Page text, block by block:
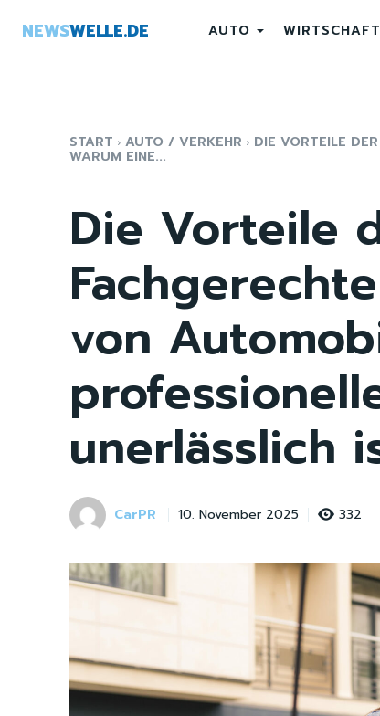
NEWSWELLE.DE AUTO WIRTSCHAFT
START AUTO / VERKEHR DIE VORTEILE
WARUM EINE...
Die Vorteile
von
unerlässlich
CarPR 10. November 2025 332